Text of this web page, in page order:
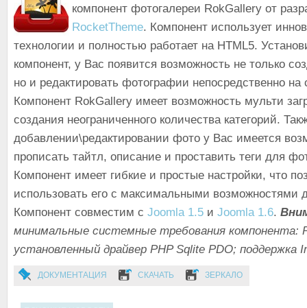
компонент фотогалереи RokGallery от
RocketTheme. Компонент использует
технологии и полностью работает на HTML5.
компонент, у Вас появится возможность не только
но и редактировать фотографии непосредственно
Компонент RokGallery имеет возможность мульти
создания неограниченного количества категорий.
добавлении\редактировании фото у Вас имеется
прописать тайтл, описание и проставить теги для
Компонент имеет гибкие и простые настройки, что
использовать его с максимальными возможностями
Компонент совместим с Joomla 1.5 и Joomla 1.6.
минимальные системные требования компонента:
установленный драйвер PHP Sqlite PDO; поддержка
ДОКУМЕНТАЦИЯ СКАЧАТЬ ЗЕРКАЛО